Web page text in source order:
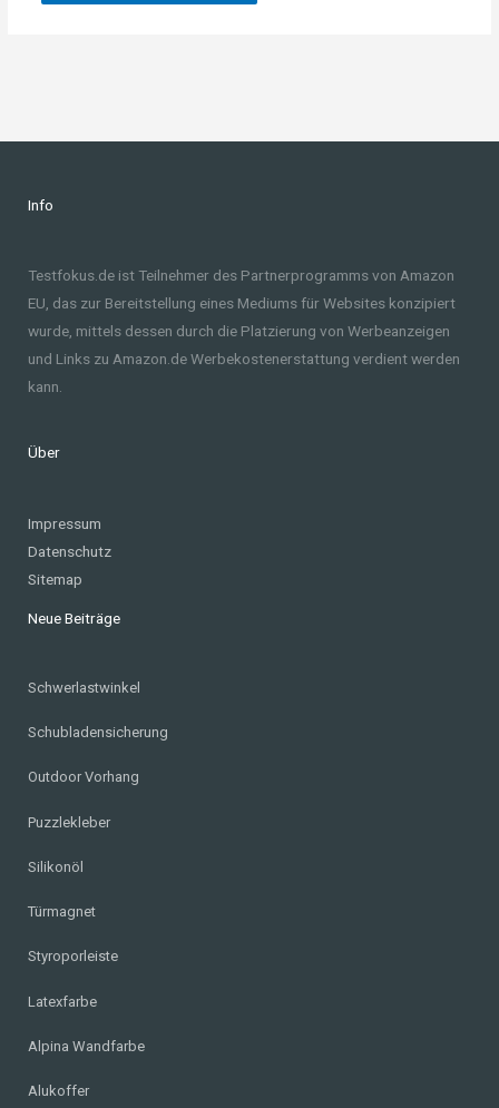
Info
Testfokus.de ist Teilnehmer des Partnerprogramms von Amazon
EU, das zur Bereitstellung eines Mediums für Websites konzipiert
wurde, mittels dessen durch die Platzierung von Werbeanzeigen
und Links zu Amazon.de Werbekostenerstattung verdient werden
kann.
Über
Impressum
Datenschutz
Sitemap
Neue Beiträge
Schwerlastwinkel
Schubladensicherung
Outdoor Vorhang
Puzzlekleber
Silikonöl
Türmagnet
Styroporleiste
Latexfarbe
Alpina Wandfarbe
Alukoffer